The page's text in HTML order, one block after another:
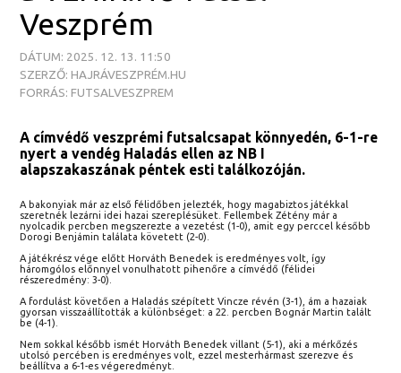
Veszprém
DÁTUM: 2025. 12. 13. 11:50
SZERZŐ: HAJRÁVESZPRÉM.HU
FORRÁS: FUTSALVESZPREM
A címvédő veszprémi futsalcsapat könnyedén, 6-1-re
nyert a vendég Haladás ellen az NB I
alapszakaszának péntek esti találkozóján.
A bakonyiak már az első félidőben jelezték, hogy magabiztos játékkal
szeretnék lezárni idei hazai szereplésüket. Fellembek Zétény már a
nyolcadik percben megszerezte a vezetést (1-0), amit egy perccel később
Dorogi Benjámin találata követett (2-0).
A játékrész vége előtt Horváth Benedek is eredményes volt, így
háromgólos előnnyel vonulhatott pihenőre a címvédő (félidei
részeredmény: 3-0).
A fordulást követően a Haladás szépített Vincze révén (3-1), ám a hazaiak
gyorsan visszaállították a különbséget: a 22. percben Bognár Martin talált
be (4-1).
Nem sokkal később ismét Horváth Benedek villant (5-1), aki a mérkőzés
utolsó percében is eredményes volt, ezzel mesterhármast szerezve és
beállítva a 6-1-es végeredményt.